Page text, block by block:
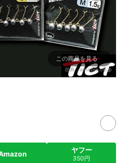
この商品を見る
出典：amazon.co.jp
ヤフー
350円